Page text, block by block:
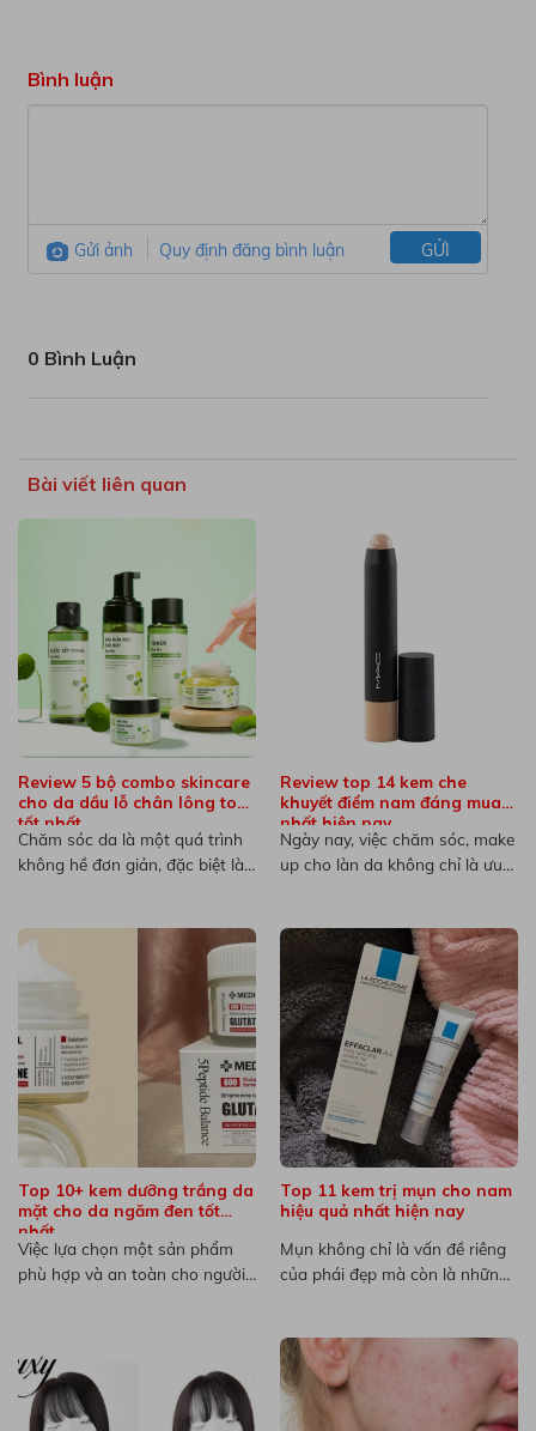
Bình luận
Gửi ảnh Quy định đăng bình luận GỬI
0 Bình Luận
Bài viết liên quan
Review 5 bộ combo skincare
cho da dầu lỗ chân lông to
tốt nhất
Chăm sóc da là một quá trình
không hề đơn giản, đặc biệt là
Review top 14 kem che
khuyết điểm nam đáng mua
nhất hiện nay
Ngày nay, việc chăm sóc, make
up cho làn da không chỉ là ưu
Top 10+ kem dưỡng trắng da
mặt cho da ngăm đen tốt
nhất
Việc lựa chọn một sản phẩm
phù hợp và an toàn cho người
Top 11 kem trị mụn cho nam
hiệu quả nhất hiện nay
Mụn không chỉ là vấn đề riêng
của phái đẹp mà còn là những